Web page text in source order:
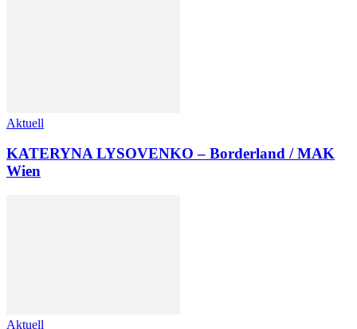
Aktuell
KATERYNA LYSOVENKO – Borderland / MAK
Wien
Aktuell